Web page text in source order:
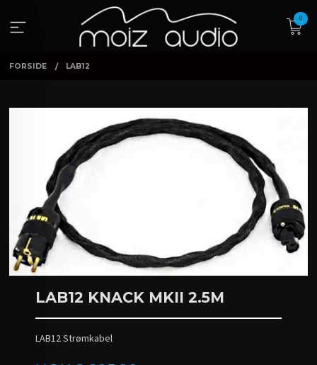
innholdet
0
FORSIDE LAB12
LAB12 KNACK MKII 2.5M
LAB12 Strømkabel